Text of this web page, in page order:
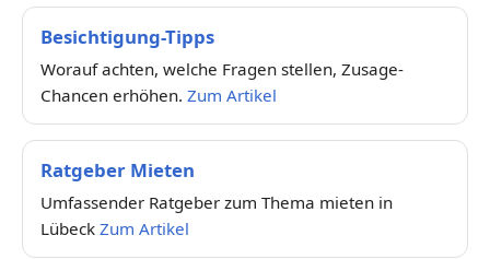
Besichtigung-Tipps
Worauf achten, welche Fragen stellen, Zusage-
Chancen erhöhen. Zum Artikel
Ratgeber Mieten
Umfassender Ratgeber zum Thema mieten in
Lübeck Zum Artikel